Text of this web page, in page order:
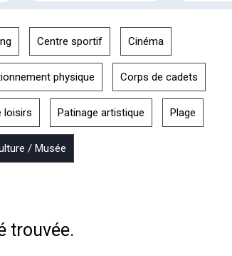
Centre sportif Cinéma
physique Corps de cadets
loisirs Patinage artistique Plage
/ Musée
trouvée.